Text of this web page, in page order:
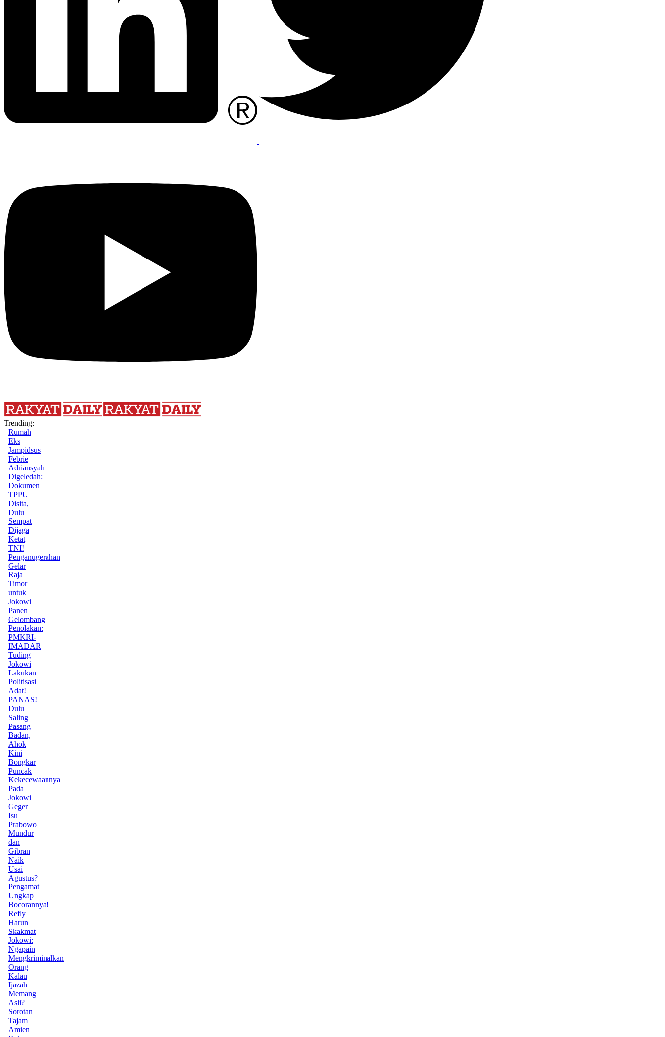
Trending:
Rumah
Eks
Jampidsus
Febrie
Adriansyah
Digeledah:
Dokumen
TPPU
Disita,
Dulu
Sempat
Dijaga
Ketat
TNI!
Penganugerahan
Gelar
Raja
Timor
untuk
Jokowi
Panen
Gelombang
Penolakan:
PMKRI-
IMADAR
Tuding
Jokowi
Lakukan
Politisasi
Adat!
PANAS!
Dulu
Saling
Pasang
Badan,
Ahok
Kini
Bongkar
Puncak
Kekecewaannya
Pada
Jokowi
Geger
Isu
Prabowo
Mundur
dan
Gibran
Naik
Usai
Agustus?
Pengamat
Ungkap
Bocorannya!
Refly
Harun
Skakmat
Jokowi:
Ngapain
Mengkriminalkan
Orang
Kalau
Ijazah
Memang
Asli?
Sorotan
Tajam
Amien